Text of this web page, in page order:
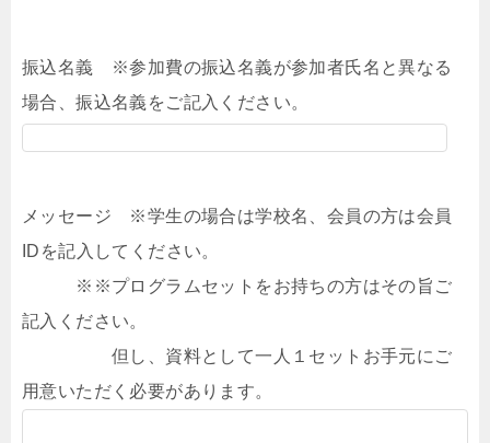
振込名義 ※参加費の振込名義が参加者氏名と異なる
場合、振込名義をご記入ください。
メッセージ ※学生の場合は学校名、会員の方は会員
IDを記入してください。
※※プログラムセットをお持ちの方はその旨ご
記入ください。
但し、資料として一人１セットお手元にご
用意いただく必要があります。